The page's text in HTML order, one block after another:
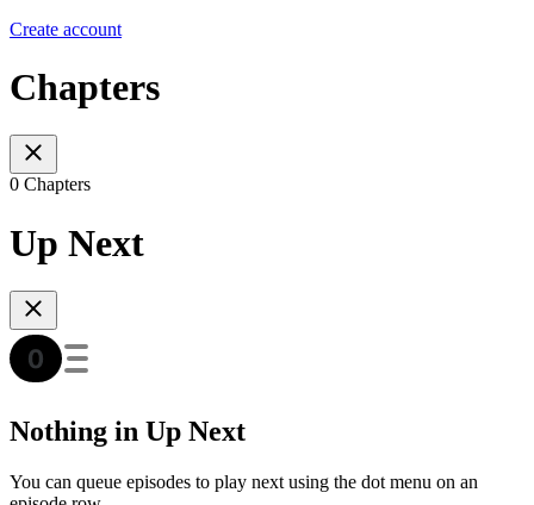
Create account
Chapters
0 Chapters
Up Next
Nothing in Up Next
You can queue episodes to play next using the dot menu on an